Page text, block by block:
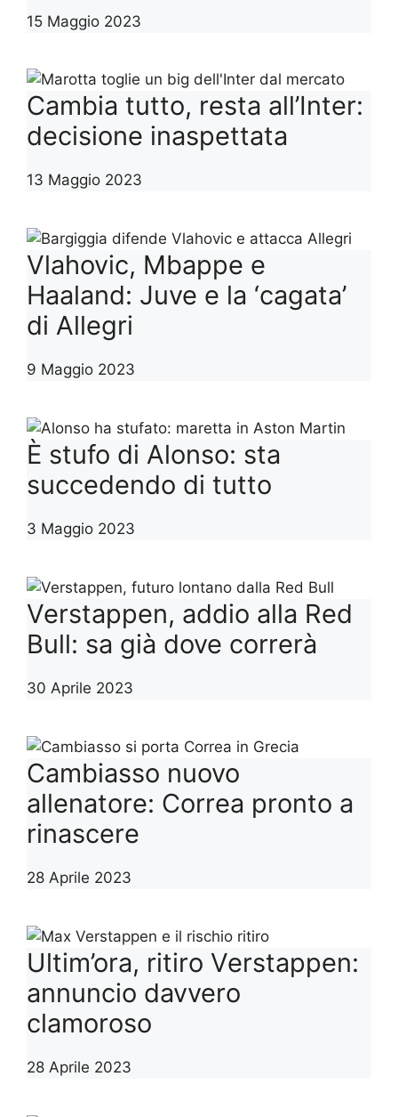
15 Maggio 2023
Cambia tutto, resta all’Inter:
decisione inaspettata
13 Maggio 2023
Vlahovic, Mbappe e
Haaland: Juve e la ‘cagata’
di Allegri
9 Maggio 2023
È stufo di Alonso: sta
succedendo di tutto
3 Maggio 2023
Verstappen, addio alla Red
Bull: sa già dove correrà
30 Aprile 2023
Cambiasso nuovo
allenatore: Correa pronto a
rinascere
28 Aprile 2023
Ultim’ora, ritiro Verstappen:
annuncio davvero
clamoroso
28 Aprile 2023